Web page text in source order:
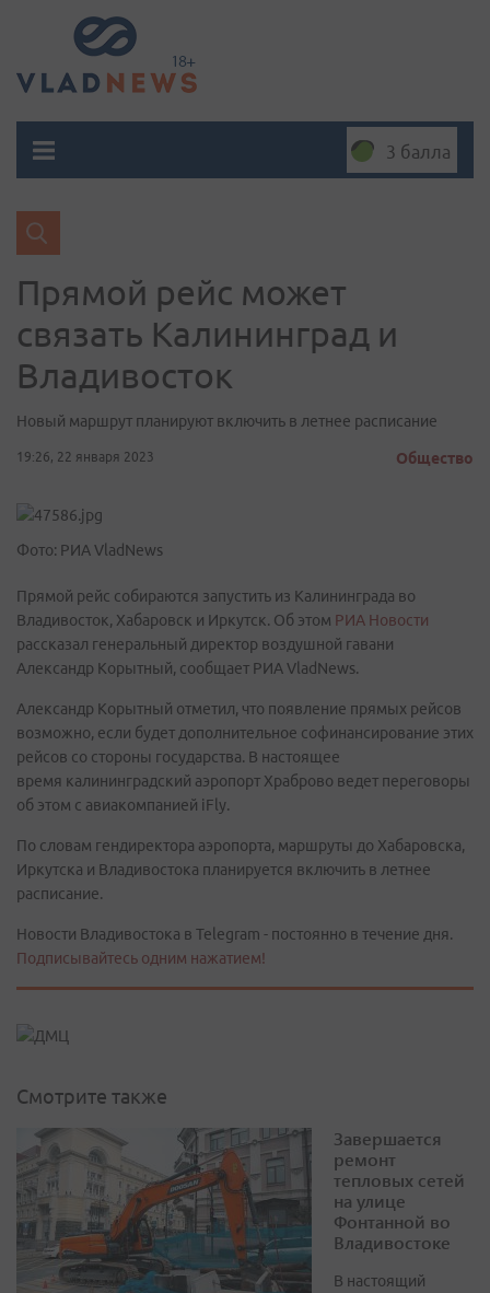
3 балла
Прямой рейс может
связать Калининград и
Владивосток
Новый маршрут планируют включить в летнее расписание
19:26, 22 января 2023 Общество
Фото: РИА VladNews
Прямой рейс собираются запустить из Калининграда во
Владивосток, Хабаровск и Иркутск. Об этом РИА Новости
рассказал генеральный директор воздушной гавани
Александр Корытный, сообщает РИА VladNews.
Александр Корытный отметил, что появление прямых рейсов
возможно, если будет дополнительное софинансирование этих
рейсов со стороны государства. В настоящее
время калининградский аэропорт Храброво ведет переговоры
об этом с авиакомпанией iFly.
По словам гендиректора аэропорта, маршруты до Хабаровска,
Иркутска и Владивостока планируется включить в летнее
расписание.
Новости Владивостока в Telegram - постоянно в течение дня.
Подписывайтесь одним нажатием!
Смотрите также
Завершается
ремонт
тепловых сетей
на улице
Фонтанной во
Владивостоке
В настоящий